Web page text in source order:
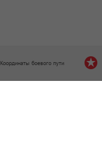
Координаты боевого пути